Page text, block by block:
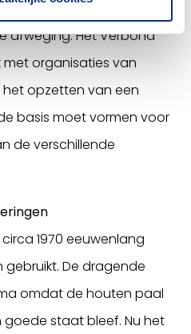
vernieuwing zou aan
afweging. Het Verbond
organisaties van
opzetten van een
basis moet vormen voor
de verschillende
1970 eeuwenlang
De dragende
omdat de houten paal
staat bleef. Nu het